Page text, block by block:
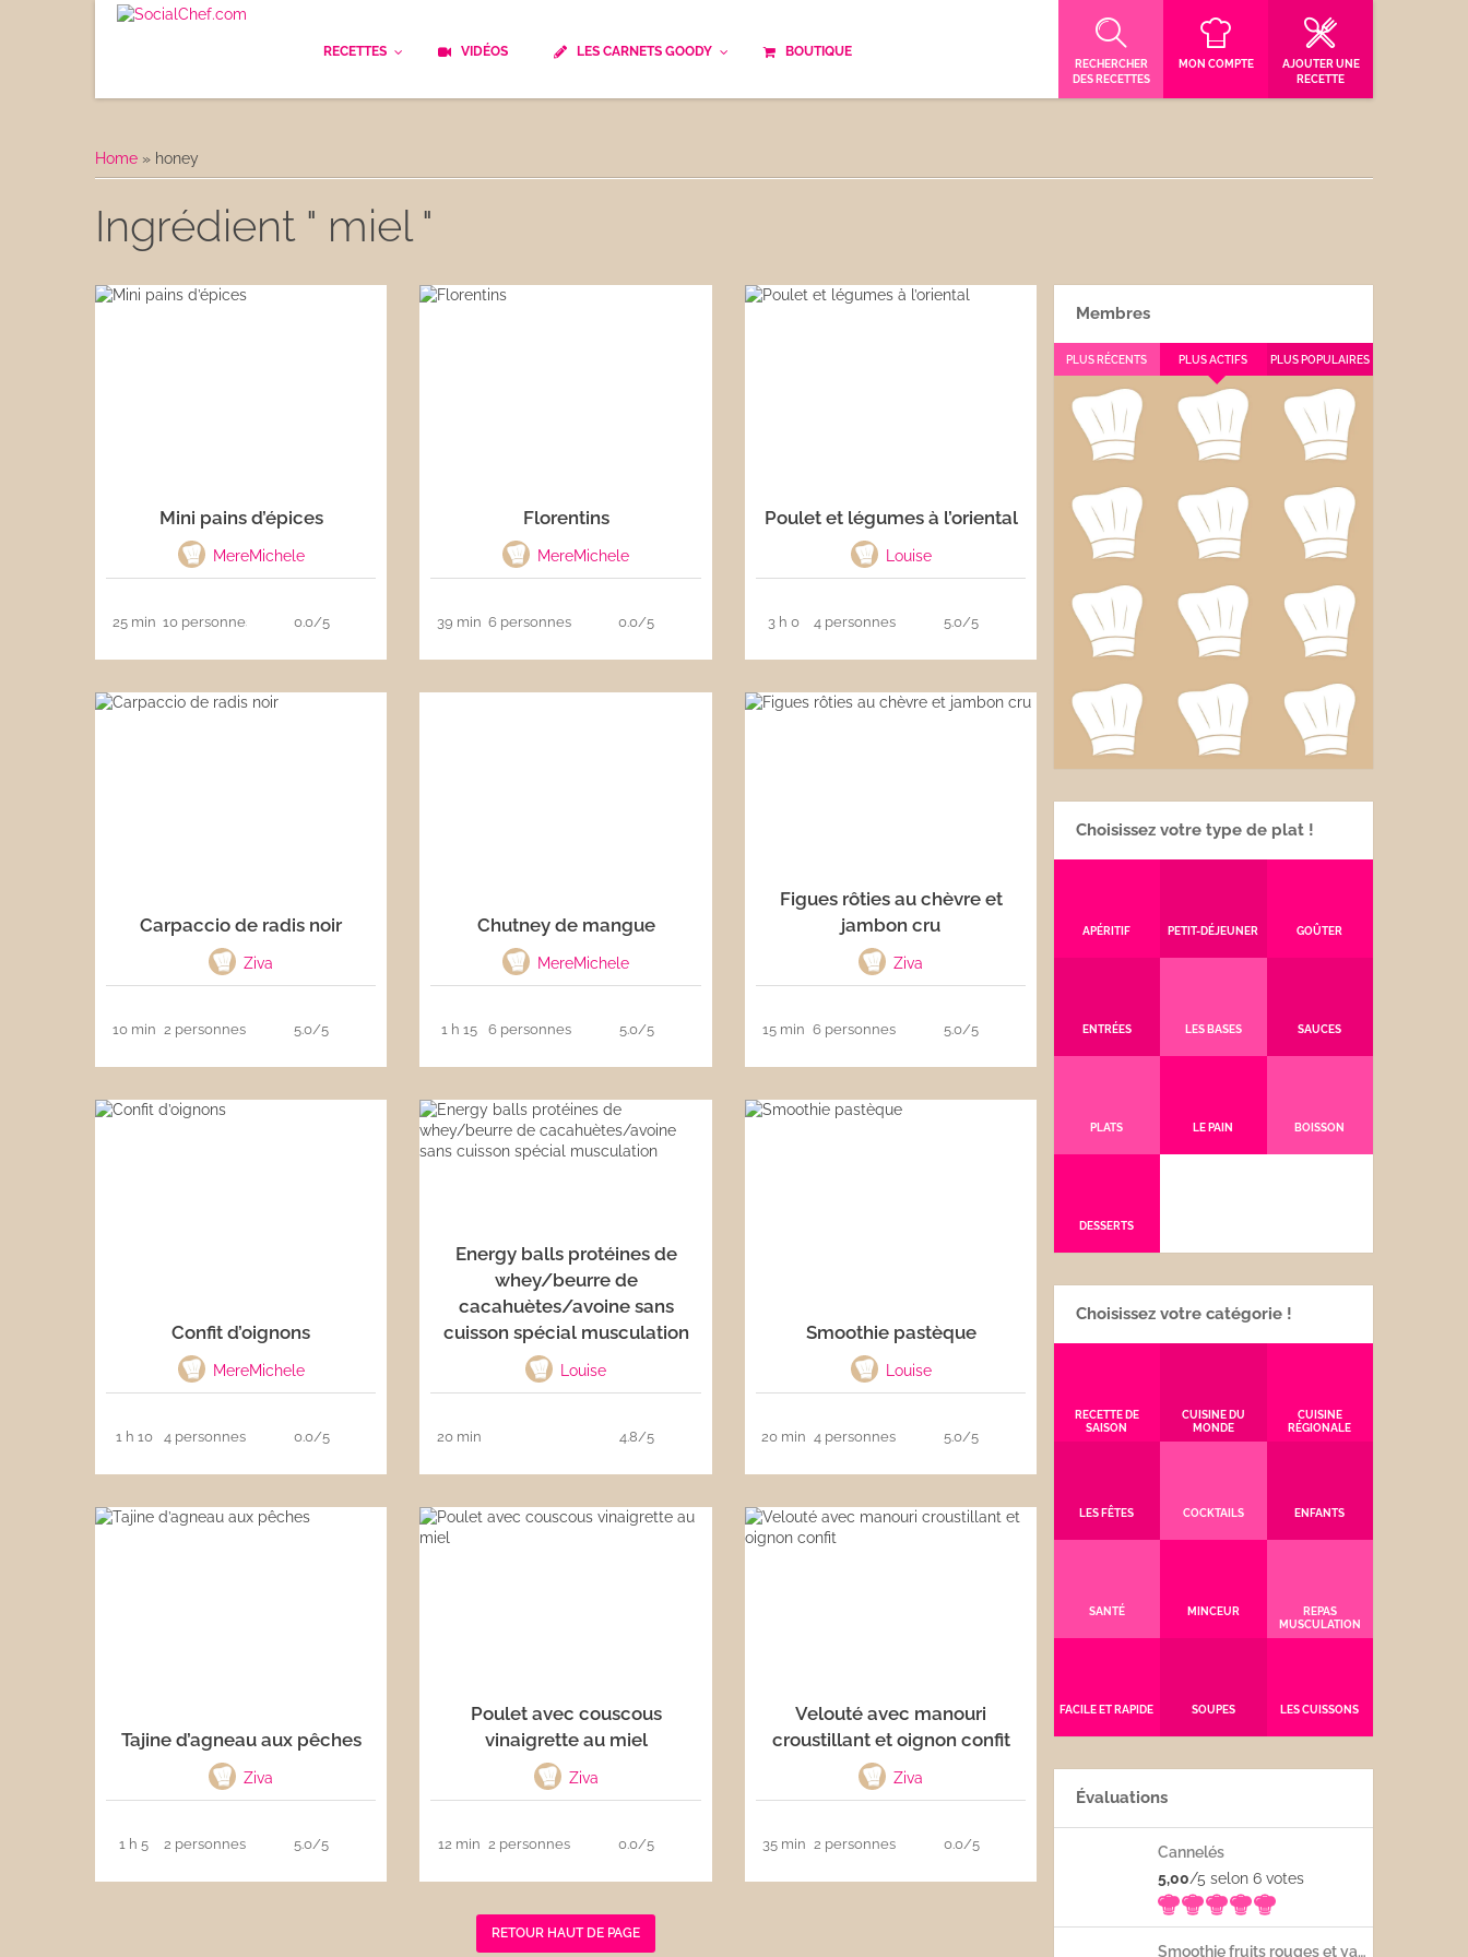
RECETTES
Le Pain
Apéritifs
Déjeuner
Boissons
Enfants Robots multifonctions
VIDÉOS LES CARNETS GOODY
Spécialité culinaire
BOUTIQUE
RECHERCHER
DES RECETTES
MON COMPTE
AJOUTER UNE
RECETTE
Home » honey
Ingrédient " miel "
Mini pains d’épices
MereMichele
25 min 10 personnes 0.0/5
Florentins
MereMichele
39 min 6 personnes 0.0/5
Poulet et légumes à l’oriental
Louise
3 h 0 4 personnes 5.0/5
Carpaccio de radis noir
Ziva
10 min 2 personnes 5.0/5
Chutney de mangue
MereMichele
1 h 15 6 personnes 5.0/5
Figues rôties au chèvre et
jambon cru
Ziva
15 min 6 personnes 5.0/5
Confit d’oignons
MereMichele
1 h 10 4 personnes 0.0/5
Energy balls protéines de
whey/beurre de
cacahuètes/avoine sans
cuisson spécial musculation
Louise
20 min 4.8/5
Smoothie pastèque
Louise
20 min 4 personnes 5.0/5
Tajine d’agneau aux pêches
Ziva
1 h 5 2 personnes 5.0/5
Poulet avec couscous
vinaigrette au miel
Ziva
12 min 2 personnes 0.0/5
Velouté avec manouri
croustillant et oignon confit
Ziva
35 min 2 personnes 0.0/5
RETOUR HAUT DE PAGE
Membres
PLUS RÉCENTS PLUS ACTIFS PLUS POPULAIRES
Choisissez votre type de plat !
APÉRITIF PETIT-DÉJEUNER GOÛTER
ENTRÉES LES BASES SAUCES
PLATS LE PAIN BOISSON
DESSERTS
Choisissez votre catégorie !
RECETTE DE
SAISON
CUISINE DU
MONDE
CUISINE
RÉGIONALE
LES FÊTES COCKTAILS ENFANTS
SANTÉ MINCEUR
REPAS
MUSCULATION
FACILE ET RAPIDE SOUPES LES CUISSONS
Évaluations
Cannelés
5,00/5 selon 6 votes
Smoothie fruits rouges et yaourt